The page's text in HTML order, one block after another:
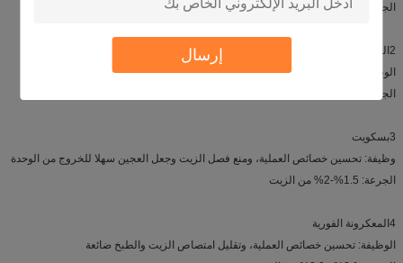
إرسال
الجرعة: 0.3 ٪ - 0.8 ٪ من الدقيق
2الكعك
الوظيفة: تكبير الحجم، تحسين الملمس، إطالة مدة الصلاحية
الجرعة: 3% - 10% من الزيت
3بسكويت
وظيفة: تحسين خصائص العملية، ومنع فصل الزيت وجعل العجين سهلا للخروج من الوحدة
الجرعة: 1.5%-2% من الزيت
4المعكرونة الفورية
الوظيفة: تحسين خصائص العملية، وتقليل امتصاص الزيت والطبخ ضائعة